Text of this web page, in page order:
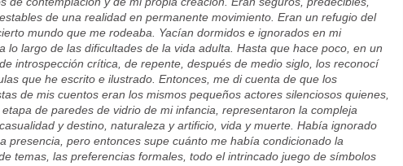
de una realidad en permanente movimiento. Eran un refugio del
mundo que me rodeaba. Yacían dormidos e ignorados en mi
lo largo de las dificultades de la vida adulta. Hasta que hace poco, en un
introspección crítica, de repente, después de medio siglo, los reconocí
que he escrito e ilustrado. Entonces, me di cuenta de que los
de mis cuentos eran los mismos pequeños actores silenciosos quienes,
de paredes de vidrio de mi infancia, representaron la compleja
y destino, naturaleza y artificio, vida y muerte. Había ignorado
presencia, pero entonces supe cuánto me había condicionado la
temas, las preferencias formales, todo el intrincado juego de símbolos